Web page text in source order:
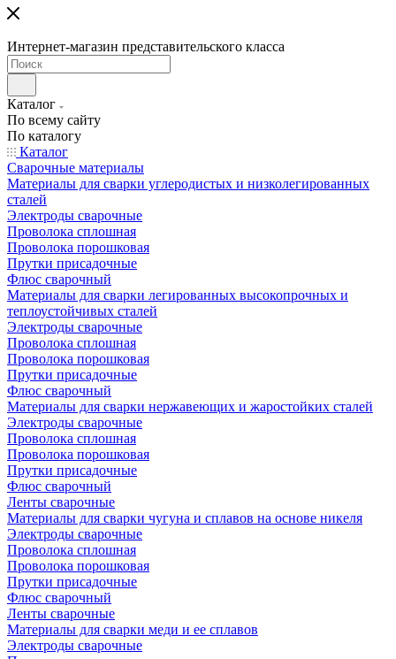
Интернет-магазин представительского класса
Каталог
По всему сайту
По каталогу
Каталог
Сварочные материалы
Материалы для сварки углеродистых и низколегированных
сталей
Электроды сварочные
Проволока сплошная
Проволока порошковая
Прутки присадочные
Флюс сварочный
Материалы для сварки легированных высокопрочных и
теплоустойчивых сталей
Электроды сварочные
Проволока сплошная
Проволока порошковая
Прутки присадочные
Флюс сварочный
Материалы для сварки нержавеющих и жаростойких сталей
Электроды сварочные
Проволока сплошная
Проволока порошковая
Прутки присадочные
Флюс сварочный
Ленты сварочные
Материалы для сварки чугуна и сплавов на основе никеля
Электроды сварочные
Проволока сплошная
Проволока порошковая
Прутки присадочные
Флюс сварочный
Ленты сварочные
Материалы для сварки меди и ее сплавов
Электроды сварочные